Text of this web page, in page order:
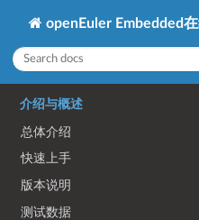
openEuler Embedded
介绍与概述
总体介绍
快速上手
版本说明
测试数据